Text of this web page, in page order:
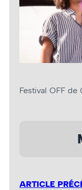
Festival OFF de
ARTICLE